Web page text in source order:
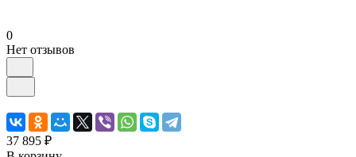
0
Нет отзывов
37 895 ₽